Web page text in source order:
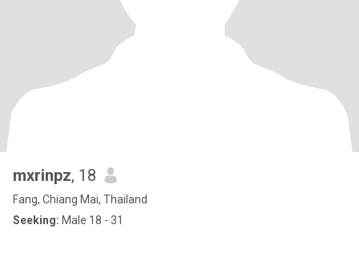
mxrinpz, 18
Fang, Chiang Mai, Thailand
Seeking: Male 18 - 31